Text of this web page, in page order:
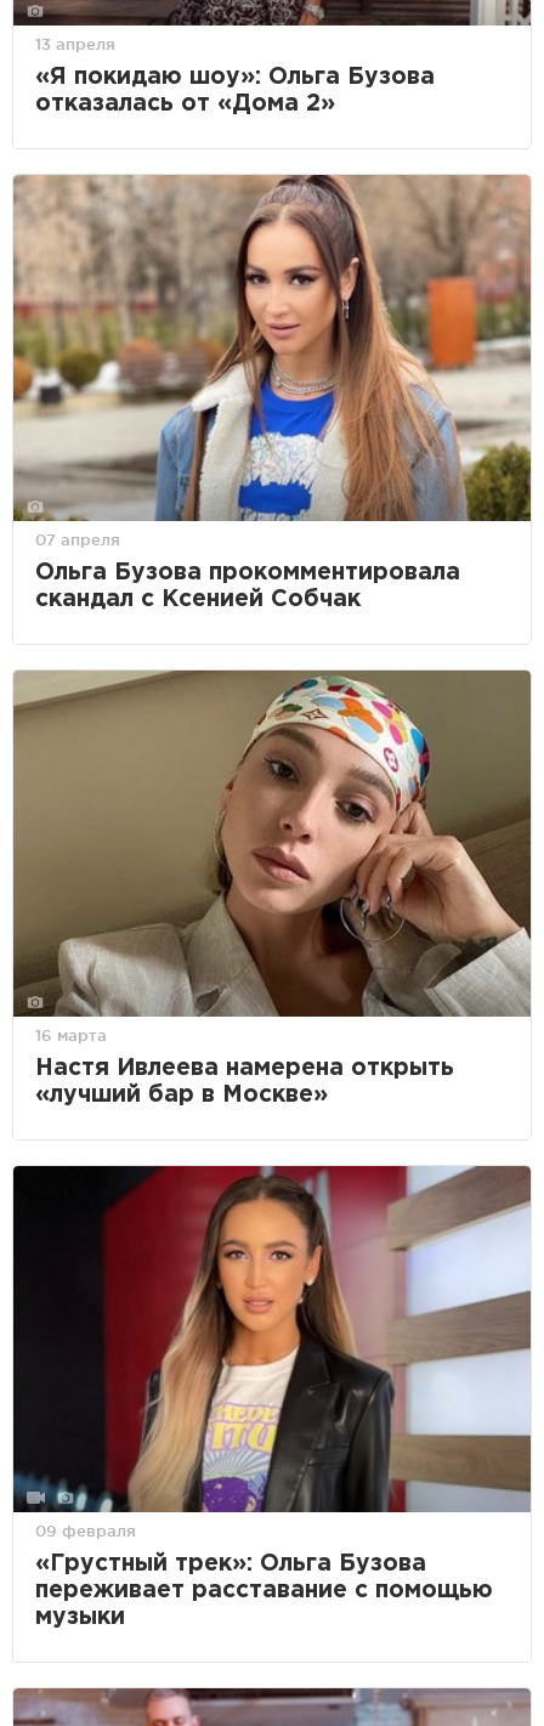
13 апреля
«Я покидаю шоу»: Ольга Бузова
отказалась от «Дома 2»
07 апреля
Ольга Бузова прокомментировала
скандал с Ксенией Собчак
16 марта
Настя Ивлеева намерена открыть
«лучший бар в Москве»
09 февраля
«Грустный трек»: Ольга Бузова
переживает расставание с помощью
музыки